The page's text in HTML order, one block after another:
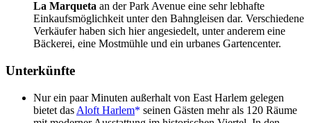
La Marqueta an der Park Avenue eine sehr lebhafte
Einkaufsmöglichkeit unter den Bahngleisen dar. Verschiedene
Verkäufer haben sich hier angesiedelt, unter anderem eine
Bäckerei, eine Mostmühle und ein urbanes Gartencenter.
Unterkünfte
Nur ein paar Minuten außerhalt von East Harlem gelegen
bietet das Aloft Harlem
seinen Gästen mehr als 120 Räume